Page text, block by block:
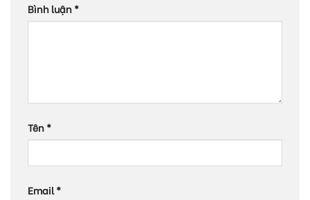
Bình luận*
Tên*
Email*